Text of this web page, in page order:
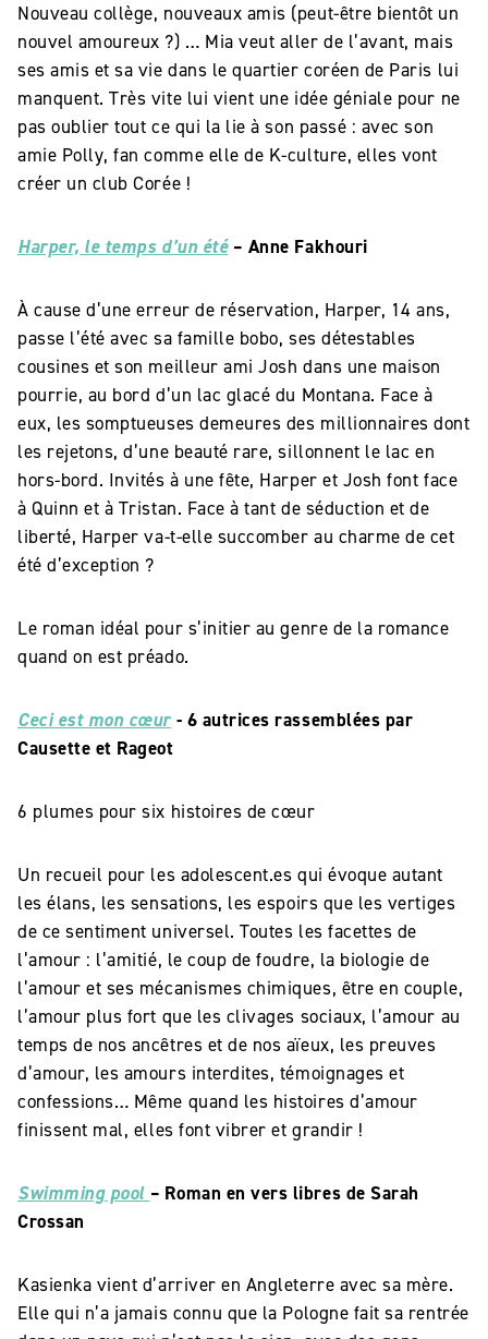
Nouveau collège, nouveaux amis (peut-être bientôt un
nouvel amoureux ?) … Mia veut aller de l’avant, mais
ses amis et sa vie dans le quartier coréen de Paris lui
manquent. Très vite lui vient une idée géniale pour ne
pas oublier tout ce qui la lie à son passé : avec son
amie Polly, fan comme elle de K-culture, elles vont
créer un club Corée !
Harper, le temps d’un été – Anne Fakhouri
À cause d’une erreur de réservation, Harper, 14 ans,
passe l’été avec sa famille bobo, ses détestables
cousines et son meilleur ami Josh dans une maison
pourrie, au bord d’un lac glacé du Montana. Face à
eux, les somptueuses demeures des millionnaires dont
les rejetons, d’une beauté rare, sillonnent le lac en
hors-bord. Invités à une fête, Harper et Josh font face
à Quinn et à Tristan. Face à tant de séduction et de
liberté, Harper va-t-elle succomber au charme de cet
été d’exception ?
Le roman idéal pour s’initier au genre de la romance
quand on est préado.
Ceci est mon cœur - 6 autrices rassemblées par
Causette et Rageot
6 plumes pour six histoires de cœur
Un recueil pour les adolescent.es qui évoque autant
les élans, les sensations, les espoirs que les vertiges
de ce sentiment universel. Toutes les facettes de
l’amour : l’amitié, le coup de foudre, la biologie de
l’amour et ses mécanismes chimiques, être en couple,
l’amour plus fort que les clivages sociaux, l’amour au
temps de nos ancêtres et de nos aïeux, les preuves
d’amour, les amours interdites, témoignages et
confessions… Même quand les histoires d’amour
finissent mal, elles font vibrer et grandir !
Swimming pool – Roman en vers libres de Sarah
Crossan
Kasienka vient d’arriver en Angleterre avec sa mère.
Elle qui n’a jamais connu que la Pologne fait sa rentrée